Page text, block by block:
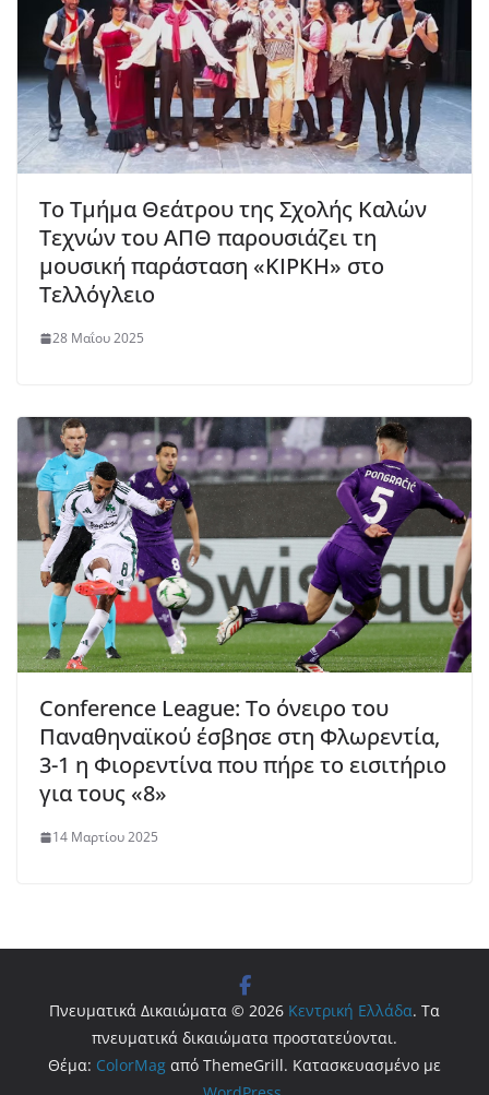
Το Τμήμα Θεάτρου της Σχολής Καλών
Τεχνών του ΑΠΘ παρουσιάζει τη
μουσική παράσταση «ΚΙΡΚΗ» στο
Τελλόγλειο
28 Μαΐου 2025
Conference League: Το όνειρο του
Παναθηναϊκού έσβησε στη Φλωρεντία,
3-1 η Φιορεντίνα που πήρε το εισιτήριο
για τους «8»
14 Μαρτίου 2025
Πνευματικά Δικαιώματα © 2026 Κεντρική Ελλάδα. Τα
πνευματικά δικαιώματα προστατεύονται.
Θέμα: ColorMag από ThemeGrill. Κατασκευασμένο με